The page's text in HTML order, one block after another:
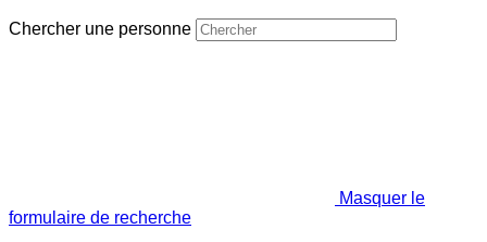
Chercher une personne
Masquer le
formulaire de recherche